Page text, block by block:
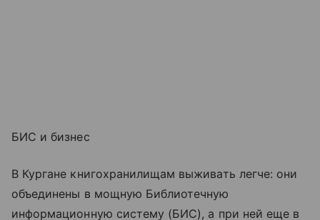
БИС и бизнес
В Кургане книгохранилищам выживать легче: они
объединены в мощную Библиотечную
информационную систему (БИС), а при ней еще в